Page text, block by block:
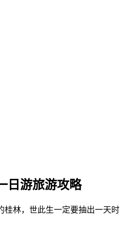
日游旅游攻略
林，世此生一定要抽出一天